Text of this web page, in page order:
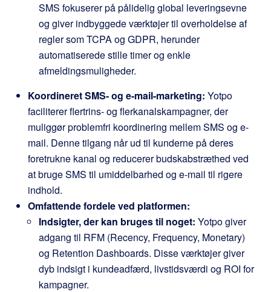
SMS fokuserer på pålidelig global leveringsevne
og giver indbyggede værktøjer til overholdelse af
regler som TCPA og GDPR, herunder
automatiserede stille timer og enkle
afmeldingsmuligheder.
Koordineret SMS- og e-mail-marketing: Yotpo
faciliterer flertrins- og flerkanalskampagner, der
muliggør problemfri koordinering mellem SMS og e-
mail. Denne tilgang når ud til kunderne på deres
foretrukne kanal og reducerer budskabstræthed ved
at bruge SMS til umiddelbarhed og e-mail til rigere
indhold.
Omfattende fordele ved platformen:
Indsigter, der kan bruges til noget: Yotpo giver
adgang til RFM (Recency, Frequency, Monetary)
og Retention Dashboards. Disse værktøjer giver
dyb indsigt i kundeadfærd, livstidsværdi og ROI for
kampagner.